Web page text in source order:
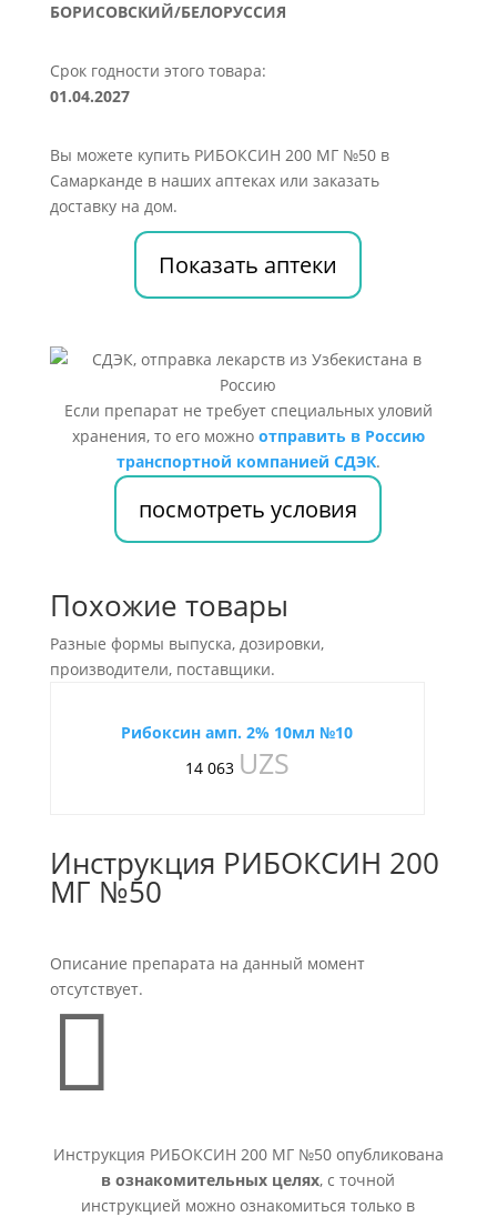
БОРИСОВСКИЙ/БЕЛОРУССИЯ
Срок годности этого товара:
01.04.2027
Вы можете купить РИБОКСИН 200 МГ №50 в
Самарканде в наших аптеках или заказать
доставку на дом.
Показать аптеки
Если препарат не требует специальных уловий
хранения, то его можно отправить в Россию
транспортной компанией СДЭК.
посмотреть условия
Похожие товары
Разные формы выпуска, дозировки,
производители, поставщики.
Рибоксин амп. 2% 10мл №10
14 063 UZS
Инструкция РИБОКСИН 200
МГ №50
Описание препарата на данный момент
отсутствует.

Инструкция РИБОКСИН 200 МГ №50 опубликована
в ознакомительных целях, с точной
инструкцией можно ознакомиться только в